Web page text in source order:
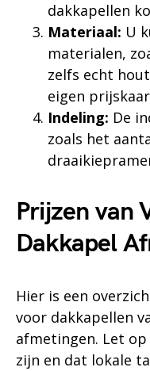
dakkapellen
Materiaal: U
materialen,
zelfs echt
eigen
Indeling: De
zoals het
Prijzen van
Dakkapel
Hier is een
voor dakkapellen
afmetingen. Let
zijn en dat lokale